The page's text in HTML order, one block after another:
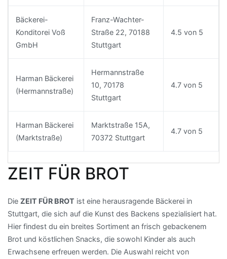
Bäckerei-
Konditorei Voß
GmbH
Franz-Wachter-
Straße 22, 70188
Stuttgart
4.5 von 5
Harman Bäckerei
(Hermannstraße)
Hermannstraße
10, 70178
Stuttgart
4.7 von 5
Harman Bäckerei
(Marktstraße)
Marktstraße 15A,
70372 Stuttgart
4.7 von 5
ZEIT FÜR BROT
Die ZEIT FÜR BROT ist eine herausragende Bäckerei in
Stuttgart, die sich auf die Kunst des Backens spezialisiert hat.
Hier findest du ein breites Sortiment an frisch gebackenem
Brot und köstlichen Snacks, die sowohl Kinder als auch
Erwachsene erfreuen werden. Die Auswahl reicht von